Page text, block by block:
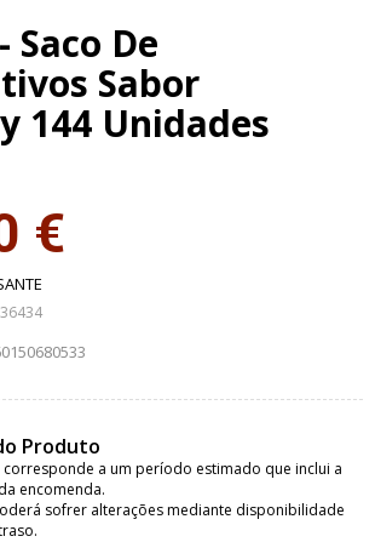
Saco De
Sabor
144 Unidades
€
Produto
a um período estimado que inclui a
encomenda.
sofrer alterações mediante disponibilidade